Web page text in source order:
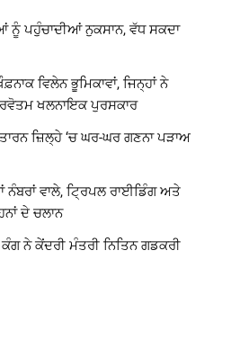
ਪਹੁੰਚਾਦੀਆਂ ਨੁਕਸਾਨ, ਵੱਧ ਸਕਦਾ
ਵਿਲੇਨ ਭੂਮਿਕਾਵਾਂ, ਜਿਨ੍ਹਾਂ ਨੇ
ਖਲਨਾਇਕ ਪੁਰਸਕਾਰ
ਜ਼ਿਲ੍ਹੇ ‘ਚ ਘਰ-ਘਰ ਗਣਨਾ ਪੜਾਅ
ਨੰਬਰਾਂ ਵਾਲੇ, ਟ੍ਰਿਪਲ ਰਾਈਡਿੰਗ ਅਤੇ
ਦੇ ਚਲਾਨ
ਨੇ ਕੇਂਦਰੀ ਮੰਤਰੀ ਨਿਤਿਨ ਗਡਕਰੀ